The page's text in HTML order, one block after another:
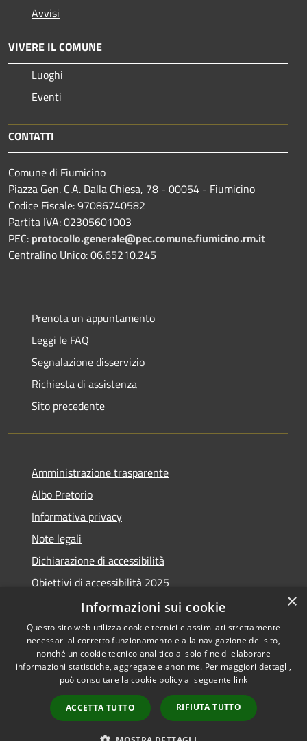
Avvisi
VIVERE IL COMUNE
Luoghi
Eventi
CONTATTI
Comune di Fiumicino
Piazza Gen. C.A. Dalla Chiesa, 78 - 00054 - Fiumicino
Codice Fiscale: 97086740582
Partita IVA: 02305601003
PEC: protocollo.generale@pec.comune.fiumicino.rm.it
Centralino Unico: 06.65210.245
Prenota un appuntamento
Leggi le FAQ
Segnalazione disservizio
Richiesta di assistenza
Sito precedente
Amministrazione trasparente
Albo Pretorio
Informativa privacy
Note legali
Dichiarazione di accessibilità
Obiettivi di accessibilità 2025
Meccanismo di feedback
RSS
Accessibilità
Copyright © 2026 • Comune di
Municipium•
Accesso
redazione
×
Informazioni sui cookie
Questo sito web utilizza cookie tecnici e assimilati strettamente
necessari al corretto funzionamento e alla navigazione del sito,
nonché un cookie tecnico analitico al solo fine di elaborare
informazioni statistiche, aggregate e anonime. Per maggiori dettagli,
può consultare la cookie policy al seguente link
ACCETTA TUTTO RIFIUTA TUTTO